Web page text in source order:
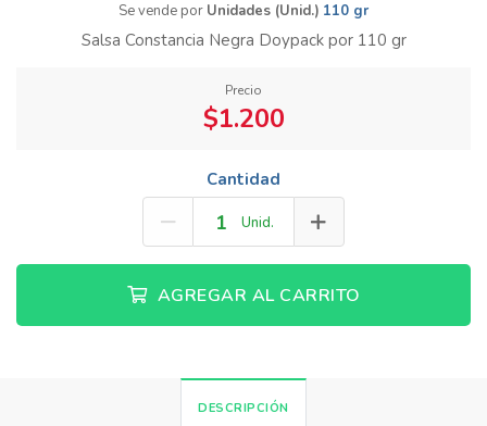
Se vende por Unidades (Unid.) 110 gr
Salsa Constancia Negra Doypack por 110 gr
Precio
$1.200
Cantidad
Unid.
AGREGAR AL CARRITO
DESCRIPCIÓN